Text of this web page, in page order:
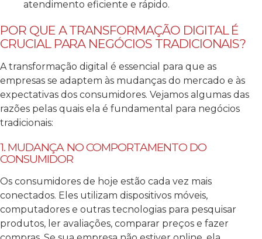
atendimento eficiente e rápido.
POR QUE A TRANSFORMAÇÃO DIGITAL É
CRUCIAL PARA NEGÓCIOS TRADICIONAIS?
A transformação digital é essencial para que as
empresas se adaptem às mudanças do mercado e às
expectativas dos consumidores. Vejamos algumas das
razões pelas quais ela é fundamental para negócios
tradicionais:
1. MUDANÇA NO COMPORTAMENTO DO
CONSUMIDOR
Os consumidores de hoje estão cada vez mais
conectados. Eles utilizam dispositivos móveis,
computadores e outras tecnologias para pesquisar
produtos, ler avaliações, comparar preços e fazer